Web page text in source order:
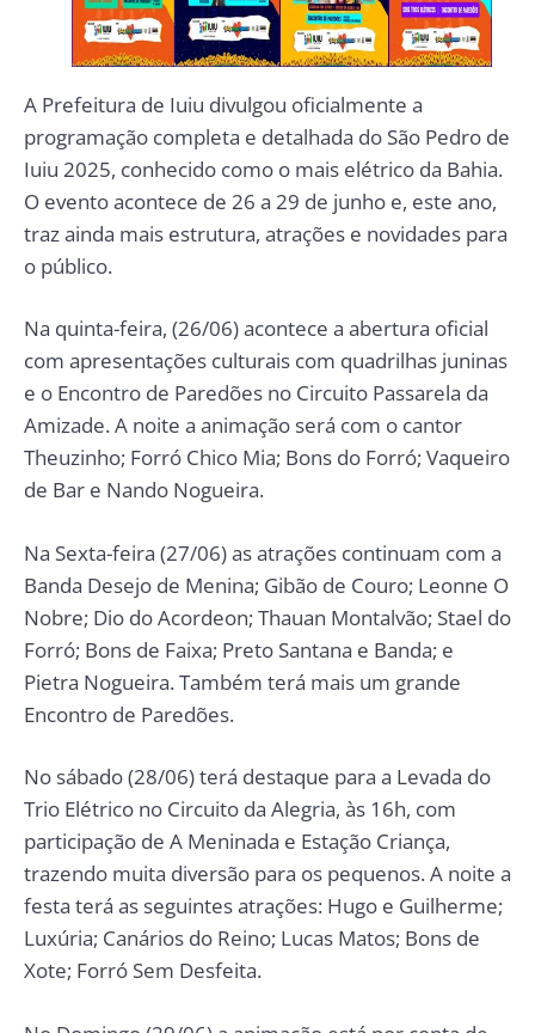
A Prefeitura de Iuiu divulgou oficialmente a
programação completa e detalhada do São Pedro de
Iuiu 2025, conhecido como o mais elétrico da Bahia.
O evento acontece de 26 a 29 de junho e, este ano,
traz ainda mais estrutura, atrações e novidades para
o público.
Na quinta-feira, (26/06) acontece a abertura oficial
com apresentações culturais com quadrilhas juninas
e o Encontro de Paredões no Circuito Passarela da
Amizade. A noite a animação será com o cantor
Theuzinho; Forró Chico Mia; Bons do Forró; Vaqueiro
de Bar e Nando Nogueira.
Na Sexta-feira (27/06) as atrações continuam com a
Banda Desejo de Menina; Gibão de Couro; Leonne O
Nobre; Dio do Acordeon; Thauan Montalvão; Stael do
Forró; Bons de Faixa; Preto Santana e Banda; e
Pietra Nogueira. Também terá mais um grande
Encontro de Paredões.
No sábado (28/06) terá destaque para a Levada do
Trio Elétrico no Circuito da Alegria, às 16h, com
participação de A Meninada e Estação Criança,
trazendo muita diversão para os pequenos. A noite a
festa terá as seguintes atrações: Hugo e Guilherme;
Luxúria; Canários do Reino; Lucas Matos; Bons de
Xote; Forró Sem Desfeita.